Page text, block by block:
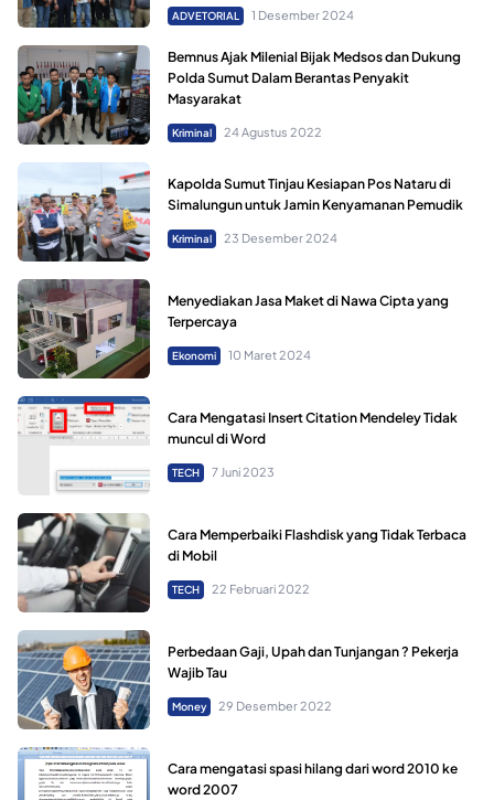
ADVETORIAL 1 Desember 2024
Bemnus Ajak Milenial Bijak Medsos dan Dukung
Polda Sumut Dalam Berantas Penyakit
Masyarakat
Kriminal 24 Agustus 2022
Kapolda Sumut Tinjau Kesiapan Pos Nataru di
Simalungun untuk Jamin Kenyamanan Pemudik
Kriminal 23 Desember 2024
Menyediakan Jasa Maket di Nawa Cipta yang
Terpercaya
Ekonomi 10 Maret 2024
Cara Mengatasi Insert Citation Mendeley Tidak
muncul di Word
TECH 7 Juni 2023
Cara Memperbaiki Flashdisk yang Tidak Terbaca
di Mobil
TECH 22 Februari 2022
Perbedaan Gaji, Upah dan Tunjangan ? Pekerja
Wajib Tau
Money 29 Desember 2022
Cara mengatasi spasi hilang dari word 2010 ke
word 2007